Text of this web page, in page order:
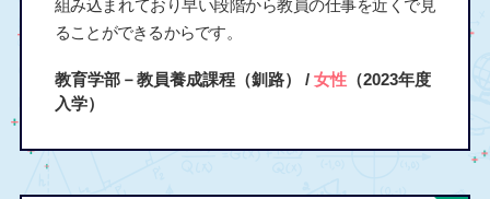
組み込まれており早い段階から教員の仕事を近くで見
ることができるからです。
教育学部－教員養成課程（釧路） / 女性（2023年度
入学）